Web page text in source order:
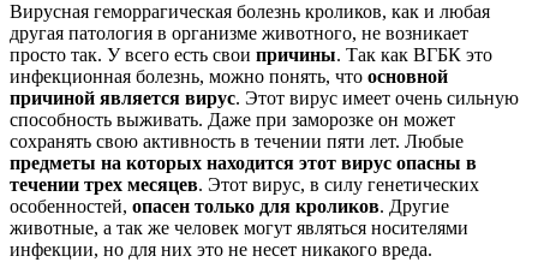
Вирусная геморрагическая болезнь кроликов, как и любая
другая патология в организме животного, не возникает
просто так. У всего есть свои причины. Так как ВГБК это
инфекционная болезнь, можно понять, что основной
причиной является вирус. Этот вирус имеет очень сильную
способность выживать. Даже при заморозке он может
сохранять свою активность в течении пяти лет. Любые
предметы на которых находится этот вирус опасны в
течении трех месяцев. Этот вирус, в силу генетических
особенностей, опасен только для кроликов. Другие
животные, а так же человек могут являться носителями
инфекции, но для них это не несет никакого вреда.